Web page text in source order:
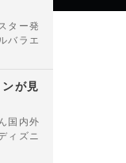
ター発
バラエ
が見
国内外
ィズニ